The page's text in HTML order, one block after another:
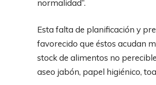
normalidad”.
Esta falta de planificación y
favorecido que éstos acudan
stock de alimentos no
aseo jabón, papel higiénico,